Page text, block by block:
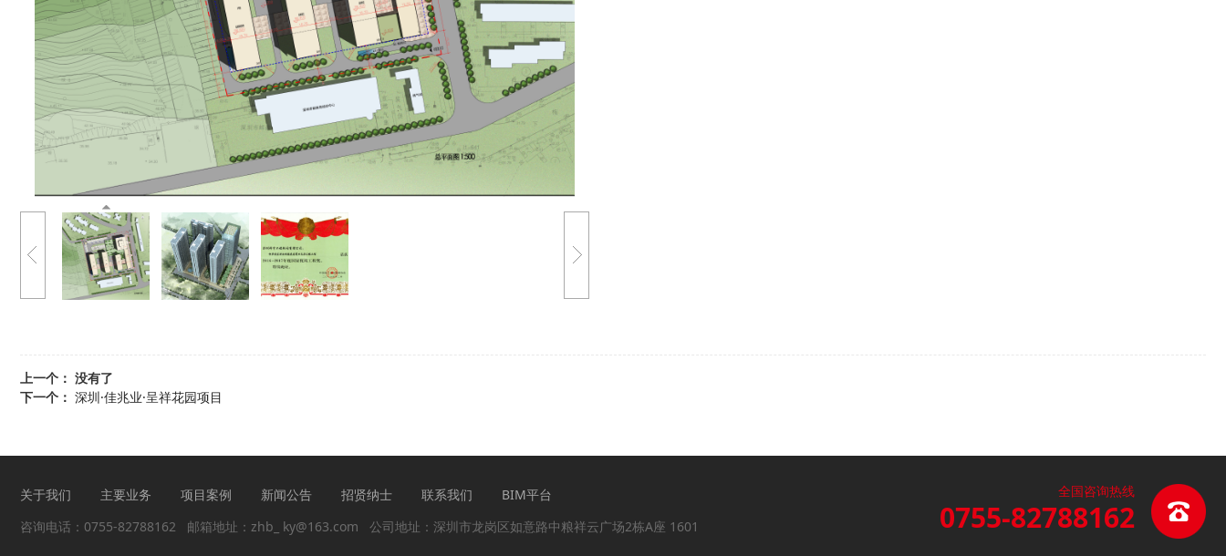
上一个： 没有了
下一个： 深圳·佳兆业·呈祥花园项目
关于我们 主要业务 项目案例 新闻公告 招贤纳士 联系我们
BIM平台
咨询电话：0755-82788162
邮箱地址：zhb_ ky@163.com 公司地址：深圳市龙岗区如意路中粮祥云广场2栋A座 1601
全国咨询热线
0755-82788162